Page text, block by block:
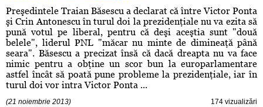
Preşedintele Traian Băsescu a declarat că între Victor Ponta
şi Crin Antonescu în turul doi la prezidenţiale nu va ezita să
pună votul pe liberal, pentru că deşi aceştia sunt "două
belele", liderul PNL "măcar nu minte de dimineaţă până
seara". Băsescu a precizat însă că dacă dreapta nu va face
nimic pentru a obţine un scor bun la europarlamentare
astfel încât să poată pune probleme la prezidenţiale, iar în
turul doi vor intra Victor Ponta ...
(21 noiembrie 2013) 174 vizualizări